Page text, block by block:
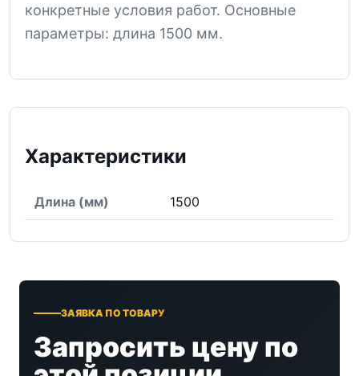
конкретные условия работ. Основные
параметры: длина 1500 мм.
Характеристики
Длина (мм) 1500
ЗАЯВКА ПО ТОВАРУ
Запросить цену по